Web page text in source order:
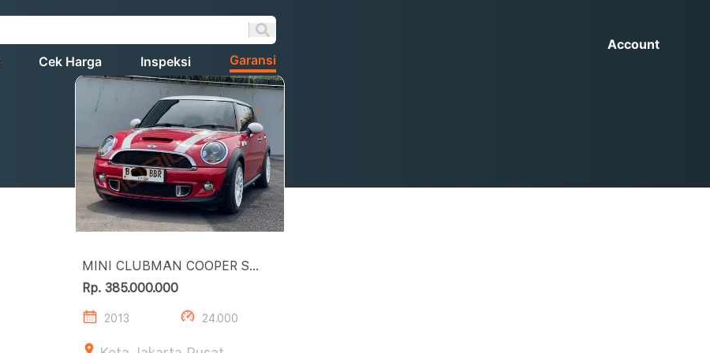
Cek Harga Inspeksi Garansi
Account
MINI CLUBMAN COOPER S
TURBO LOW KM MURAH
Rp. 385.000.000
2013 24.000